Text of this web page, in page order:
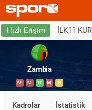
Hızlı Erişim İLK11 KUR
Zambia
M M G M B
Kadrolar İstatistik